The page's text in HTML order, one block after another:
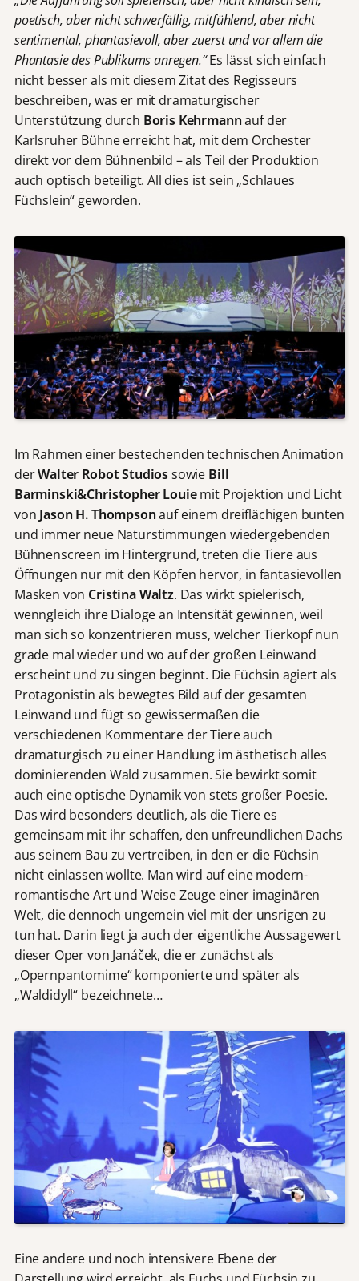
poetisch, aber nicht schwerfällig, mitfühlend, aber nicht
sentimental, phantasievoll, aber zuerst und vor allem die
Phantasie des Publikums anregen.“Es lässt sich einfach
nicht besser als mit diesem Zitat des Regisseurs
beschreiben, was er mit dramaturgischer
Unterstützung durch Boris Kehrmannauf der
Karlsruher Bühne erreicht hat, mit dem Orchester
direkt vor dem Bühnenbild – als Teil der Produktion
auch optisch beteiligt. All dies ist sein „Schlaues
Füchslein“ geworden.
Im Rahmen einer bestechenden technischen Animation
derWalter Robot Studiossowie Bill
Barminski&Christopher Louiemit Projektion und Licht
von Jason H. Thompsonauf einem dreiflächigen bunten
und immer neue Naturstimmungen wiedergebenden
Bühnenscreen im Hintergrund, treten die Tiere aus
Öffnungen nur mit den Köpfen hervor, in fantasievollen
Masken von Cristina Waltz. Das wirkt spielerisch,
wenngleich ihre Dialoge an Intensität gewinnen, weil
man sich so konzentrieren muss, welcher Tierkopf nun
grade mal wieder und wo auf der großen Leinwand
erscheint und zu singen beginnt. Die Füchsin agiert als
Protagonistin als bewegtes Bild auf der gesamten
Leinwand und fügt so gewissermaßen die
verschiedenen Kommentare der Tiere auch
dramaturgisch zu einer Handlung im ästhetisch alles
dominierenden Wald zusammen. Sie bewirkt somit
auch eine optische Dynamik von stets großer Poesie.
Das wird besonders deutlich, als die Tiere es
gemeinsam mit ihr schaffen, den unfreundlichen Dachs
aus seinem Bau zu vertreiben, in den er die Füchsin
nicht einlassen wollte. Man wird auf eine modern-
romantische Art und Weise Zeuge einer imaginären
Welt, die dennoch ungemein viel mit der unsrigen zu
tun hat. Darin liegt ja auch der eigentliche Aussagewert
dieser Oper von Janáček, die er zunächst als
„Opernpantomime“ komponierte und später als
„Waldidyll“ bezeichnete…
Eine andere und noch intensivere Ebene der